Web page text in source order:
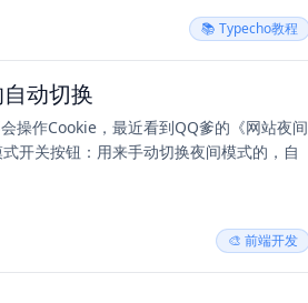
📚 Typecho教程
动切换
操作Cookie，最近看到QQ爹的《网站夜间
开关按钮：用来手动切换夜间模式的，自
🎨 前端开发